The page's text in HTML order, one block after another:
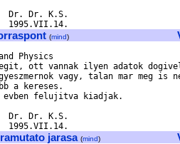
Dr. Dr. K.S.
(mind)
Physics
ott vannak ilyen adatok
vagy, talan mar meg is
a kereses.
evben felujitva kiadjak.
Dr. Dr. K.S.
jarasa (mind)